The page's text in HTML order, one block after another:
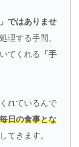
」ではありませ
理する手間、
てくれる
「手
れているんで
毎日の食事とな
してきます。